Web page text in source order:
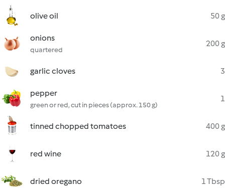
olive oil 50 g
onions
quartered
200 g
garlic cloves 3
pepper
green or red, cut in pieces (approx. 150 g)
1
tinned chopped tomatoes 400 g
red wine 120 g
dried oregano 1 Tbsp